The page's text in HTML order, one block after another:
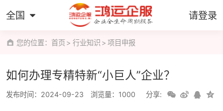
全国 请登录
您的位置：首页 行业知识 项目申报
如何办理专精特新“小巨人”企业？
发布时间：2024-09-23 浏览量：1000 分享: